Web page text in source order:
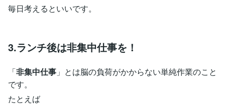
毎日考えるといいです。
3.ランチ後は非集中仕事を！
「非集中仕事 」とは脳の負荷がかからない単純作業のこと
です。
たとえば